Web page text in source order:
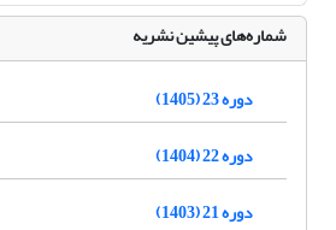
شماره‌های پیشین نشریه
دوره 23 (1405)
دوره 22 (1404)
دوره 21 (1403)